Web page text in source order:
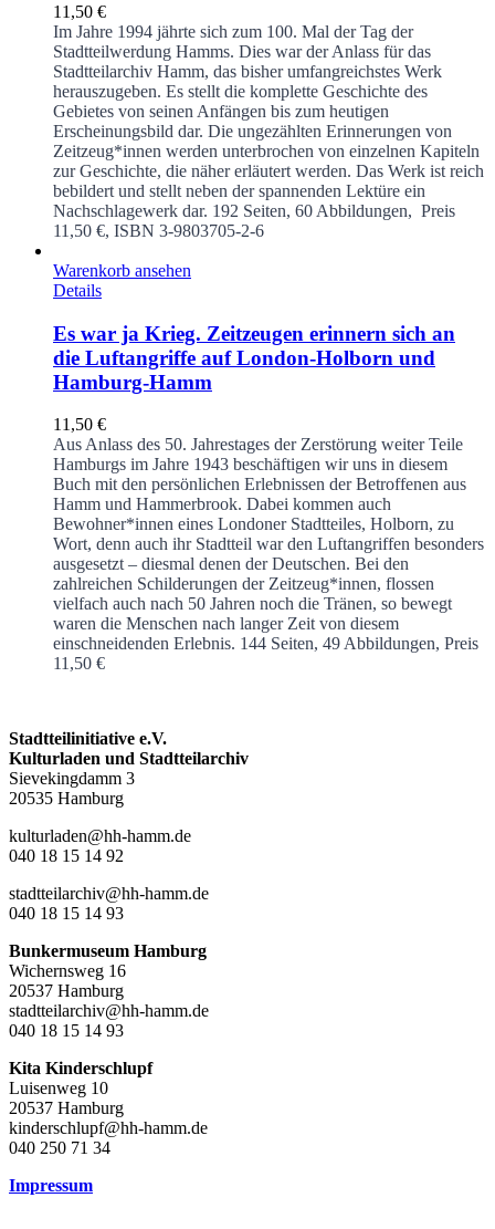
11,50 €
Im Jahre 1994 jährte sich zum 100. Mal der Tag der
Stadtteilwerdung Hamms. Dies war der Anlass für das
Stadtteilarchiv Hamm, das bisher umfangreichstes Werk
herauszugeben. Es stellt die komplette Geschichte des
Gebietes von seinen Anfängen bis zum heutigen
Erscheinungsbild dar. Die ungezählten Erinnerungen von
Zeitzeug*innen werden unterbrochen von einzelnen Kapiteln
zur Geschichte, die näher erläutert werden. Das Werk ist reich
bebildert und stellt neben der spannenden Lektüre ein
Nachschlagewerk dar. 192 Seiten, 60 Abbildungen, Preis
11,50 €, ISBN 3-9803705-2-6
Warenkorb ansehen
Details
Es war ja Krieg. Zeitzeugen erinnern sich an
die Luftangriffe auf London-Holborn und
Hamburg-Hamm
11,50 €
Aus Anlass des 50. Jahrestages der Zerstörung weiter Teile
Hamburgs im Jahre 1943 beschäftigen wir uns in diesem
Buch mit den persönlichen Erlebnissen der Betroffenen aus
Hamm und Hammerbrook. Dabei kommen auch
Bewohner*innen eines Londoner Stadtteiles, Holborn, zu
Wort, denn auch ihr Stadtteil war den Luftangriffen besonders
ausgesetzt – diesmal denen der Deutschen. Bei den
zahlreichen Schilderungen der Zeitzeug*innen, flossen
vielfach auch nach 50 Jahren noch die Tränen, so bewegt
waren die Menschen nach langer Zeit von diesem
einschneidenden Erlebnis. 144 Seiten, 49 Abbildungen, Preis
11,50 €
Stadtteilinitiative e.V.
Kulturladen und Stadtteilarchiv
Sievekingdamm 3
20535 Hamburg
kulturladen@hh-hamm.de
040 18 15 14 92
stadtteilarchiv@hh-hamm.de
040 18 15 14 93
Bunkermuseum Hamburg
Wichernsweg 16
20537 Hamburg
stadtteilarchiv@hh-hamm.de
040 18 15 14 93
Kita Kinderschlupf
Luisenweg 10
20537 Hamburg
kinderschlupf@hh-hamm.de
040 250 71 34
Impressum